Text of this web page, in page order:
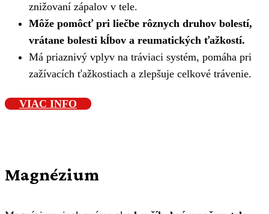
znižovaní zápalov v tele.
Môže pomôcť pri liečbe rôznych druhov bolestí,
vrátane bolesti kĺbov a reumatických ťažkostí.
Má priaznivý vplyv na tráviaci systém, pomáha pri
zažívacích ťažkostiach a zlepšuje celkové trávenie.
VIAC INFO
Magnézium